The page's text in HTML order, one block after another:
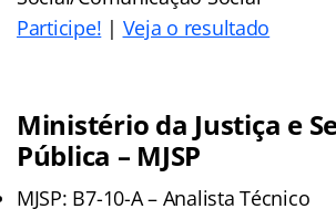
Participe! | Veja o resultado
Ministério da Justiça e
Pública – MJSP
MJSP: B7-10-A – Analista Técnico